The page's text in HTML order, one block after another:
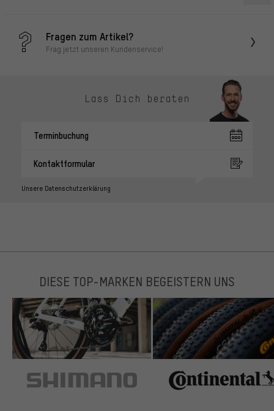
Fragen zum Artikel?
Frag jetzt unseren Kundenservice!
Lass Dich beraten
Terminbuchung
Kontaktformular
Unsere Datenschutzerklärung
DIESE TOP-MARKEN BEGEISTERN UNS